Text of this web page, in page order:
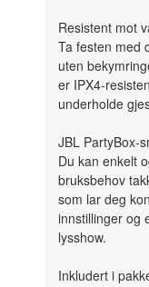
Resistent mot
Ta festen med
uten
er IPX4-
underholde
JBL PartyBox-
Du kan enkelt
bruksbehov
som lar deg
innstillinger og
lysshow.
Inkludert i